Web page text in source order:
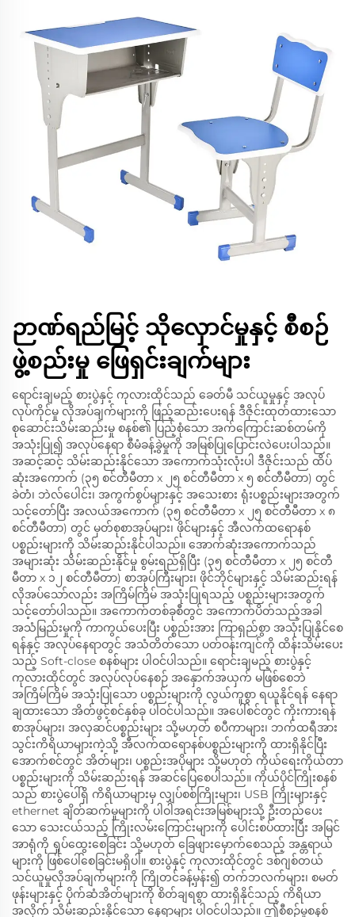
ဉာဏ်ရည်မြင့် သိုလှောင်မှုနှင့် စီစဉ်
ဖွဲ့စည်းမှု ဖြေရှင်းချက်များ
ရောင်းချမည့် စားပွဲနှင့် ကုလားထိုင်သည် ခေတ်မီ သင်ယူမှုနှင့် အလုပ်
လုပ်ကိုင်မှု လိုအပ်ချက်များကို ဖြည့်ဆည်းပေးရန် ဒီဇိုင်းထုတ်ထားသော
စုဆောင်းသိမ်းဆည်းမှု စနစ်၏ ပြည့်စုံသော အက်ကြောင်းဆစ်တမ်ကို
အသုံးပြု၍ အလုပ်နေရာ စီမံခန့်ခွဲမှုကို အမြစ်ပြုပြောင်းလဲပေးပါသည်။
အဆင့်ဆင့် သိမ်းဆည်းနိုင်သော အကောက်သုံးလုံးပါ ဒီဇိုင်းသည် ထိပ်
ဆုံးအကောက် (၃၅ စင်တီမီတာ x ၂၅ စင်တီမီတာ x ၅ စင်တီမီတာ) တွင်
ခဲတံ၊ ဘဲလ်ပေါင်း၊ အကွက်စွပ်များနှင့် အသေးစား ရုံးပစ္စည်းများအတွက်
သင့်တော်ပြီး အလယ်အကောက် (၃၅ စင်တီမီတာ x ၂၅ စင်တီမီတာ x ၈
စင်တီမီတာ) တွင် မှတ်စုစာအုပ်များ၊ ဖိုင်များနှင့် အီလက်ထရောနစ်
ပစ္စည်းများကို သိမ်းဆည်းနိုင်ပါသည်။ အောက်ဆုံးအကောက်သည်
အများဆုံး သိမ်းဆည်းနိုင်မှု စွမ်းရည်ရှိပြီး (၃၅ စင်တီမီတာ x ၂၅ စင်တီ
မီတာ x ၁၂ စင်တီမီတာ) စာအုပ်ကြီးများ၊ ဖိုင်ဘိုင်များနှင့် သိမ်းဆည်းရန်
လိုအပ်သော်လည်း အကြိမ်ကြိမ် အသုံးပြုရသည့် ပစ္စည်းများအတွက်
သင့်တော်ပါသည်။ အကောက်တစ်ခုစီတွင် အကောက်ပိတ်သည့်အခါ
အသံမြည်းမှုကို ကာကွယ်ပေးပြီး ပစ္စည်းအား ကြာရှည်စွာ အသုံးပြုနိုင်စေ
ရန်နှင့် အလုပ်နေရာတွင် အသံတိတ်သော ပတ်ဝန်းကျင်ကို ထိန်းသိမ်းပေး
သည့် Soft-close စနစ်များ ပါဝင်ပါသည်။ ရောင်းချမည့် စားပွဲနှင့်
ကုလားထိုင်တွင် အလုပ်လုပ်နေစဉ် အနှောက်အယှက် မဖြစ်စေဘဲ
အကြိမ်ကြိမ် အသုံးပြုသော ပစ္စည်းများကို လွယ်ကူစွာ ရယူနိုင်ရန် နေရာ
ချထားသော အိတ်ဖွင့်စင်နှစ်ခု ပါဝင်ပါသည်။ အပေါ်စင်တွင် ကိုးကားရန်
စာအုပ်များ၊ အလှဆင်ပစ္စည်းများ သို့မဟုတ် စပီကာများ၊ ဘက်ထရီအား
သွင်းကိရိယာများကဲ့သို့ အီလက်ထရောနစ်ပစ္စည်းများကို ထားရှိနိုင်ပြီး
အောက်စင်တွင် အိတ်များ၊ ပစ္စည်းအပိုများ သို့မဟုတ် ကိုယ်ရေးကိုယ်တာ
ပစ္စည်းများကို သိမ်းဆည်းရန် အဆင်ပြေစေပါသည်။ ကိုယ်ပိုင်ကြိုးစနစ်
သည် စားပွဲပေါ်ရှိ ကိရိယာများမှ လျှပ်စစ်ကြိုးများ၊ USB ကြိုးများနှင့်
ethernet ချိတ်ဆက်မှုများကို ပါဝါအရင်းအမြစ်များသို့ ဦးတည်ပေး
သော သေးငယ်သည့် ကြိုးလမ်းကြောင်းများကို ပေါင်းစပ်ထားပြီး အမြင်
အာရုံကို ရှုပ်ထွေးစေခြင်း သို့မဟုတ် ခြေဖျားမှောက်စေသည့် အန္တရာယ်
များကို ဖြစ်ပေါ်စေခြင်းမရှိပါ။ စားပွဲနှင့် ကုလားထိုင်တွင် ဒစ်ဂျစ်တယ်
သင်ယူမှုလိုအပ်ချက်များကို ကြိုတင်ခန့်မှန်း၍ တက်ဘလက်များ၊ စမတ်
ဖုန်းများနှင့် ပိုက်ဆံအိတ်များကို စိတ်ချရစွာ ထားရှိနိုင်သည့် ကိရိယာ
အလိုက် သိမ်းဆည်းနိုင်သော နေရာများ ပါဝင်ပါသည်။ ဤစီစဉ်မှုစနစ်